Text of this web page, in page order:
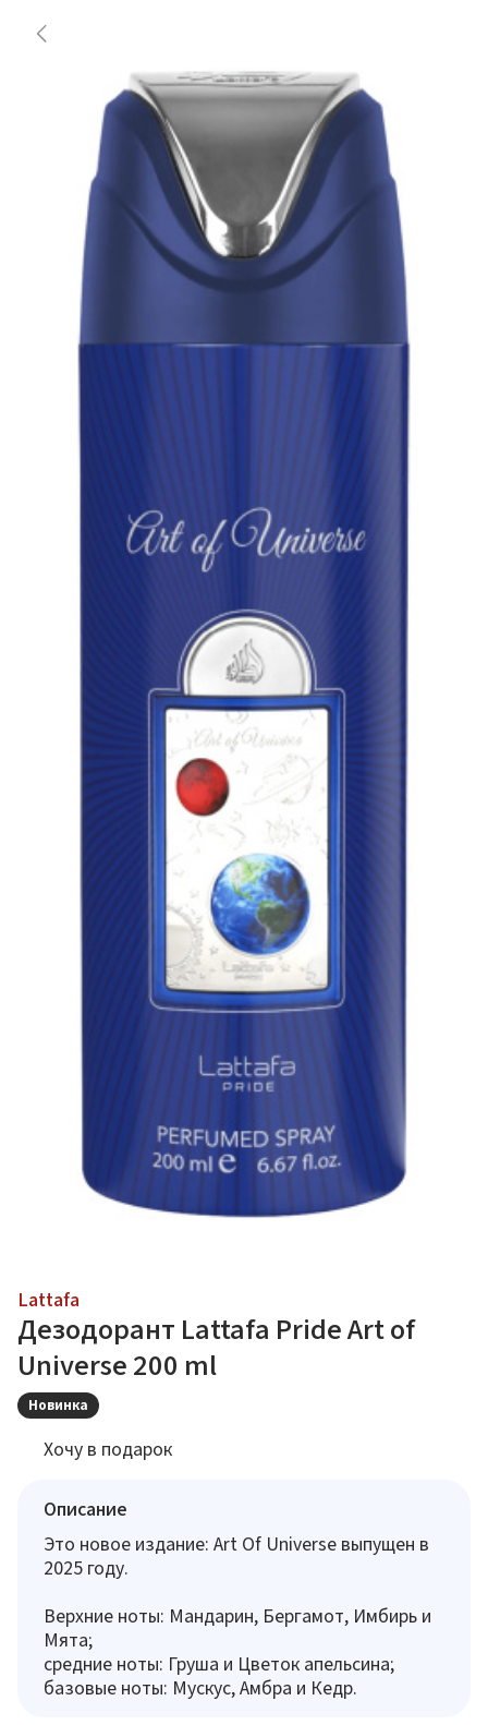
Lattafa
Дезодорант Lattafa Pride Art of
Universe 200 ml
Новинка
Хочу в подарок
Описание
Это новое издание: Art Of Universe выпущен в
2025 году.
Верхние ноты: Мандарин, Бергамот, Имбирь и
Мята;
средние ноты: Груша и Цветок апельсина;
базовые ноты: Мускус, Амбра и Кедр.